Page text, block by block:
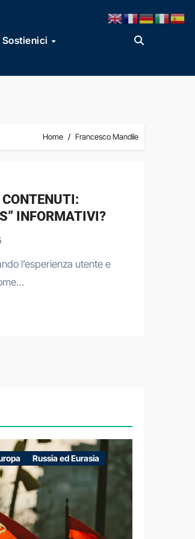
Sostienici
Home Francesco Mandile
INFORMATIVI?
l’esperienza utente e
Russia ed Eurasia